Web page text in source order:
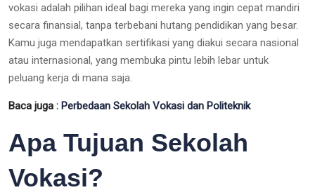
vokasi adalah pilihan ideal bagi mereka yang ingin cepat mandiri
secara finansial, tanpa terbebani hutang pendidikan yang besar.
Kamu juga mendapatkan sertifikasi yang diakui secara nasional
atau internasional, yang membuka pintu lebih lebar untuk
peluang kerja di mana saja.
Baca juga : Perbedaan Sekolah Vokasi dan Politeknik
Apa Tujuan Sekolah
Vokasi?